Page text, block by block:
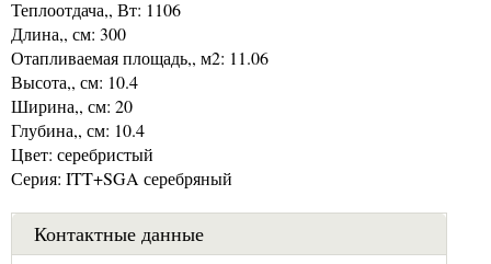
Теплоотдача,, Вт: 1106
Длина,, см: 300
Отапливаемая площадь,, м2: 11.06
Высота,, см: 10.4
Ширина,, см: 20
Глубина,, см: 10.4
Цвет: серебристый
Серия: ITT+SGA серебряный
Контактные данные